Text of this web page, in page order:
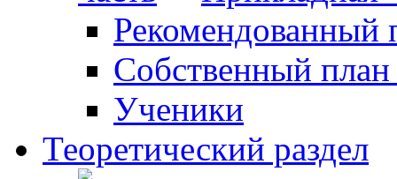
Рекомендованный
Собственный
Ученики
Теоретический раздел